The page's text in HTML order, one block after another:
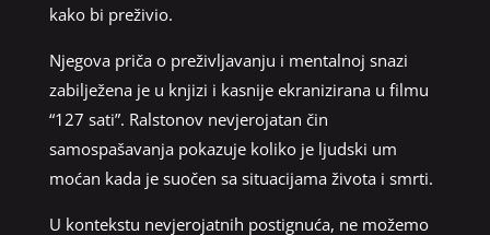
kako bi preživio.
Njegova priča o preživljavanju i mentalnoj snazi
zabilježena je u knjizi i kasnije ekranizirana u filmu
“127 sati”. Ralstonov nevjerojatan čin
samospašavanja pokazuje koliko je ljudski um
moćan kada je suočen sa situacijama života i smrti.
U kontekstu nevjerojatnih postignuća, ne možemo